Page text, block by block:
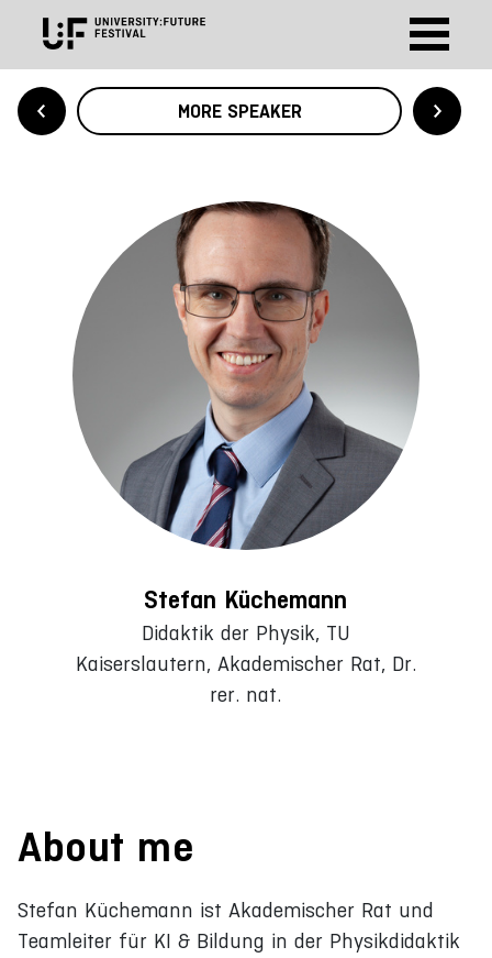
MORE SPEAKER
Stefan Küchemann
Didaktik der Physik, TU
Kaiserslautern, Akademischer Rat, Dr.
rer. nat.
About me
Stefan Küchemann ist Akademischer Rat und
Teamleiter für KI & Bildung in der Physikdidaktik